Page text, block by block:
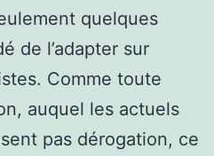
quelques
de l’adapter sur
Comme toute
auquel les actuels
pas dérogation, ce